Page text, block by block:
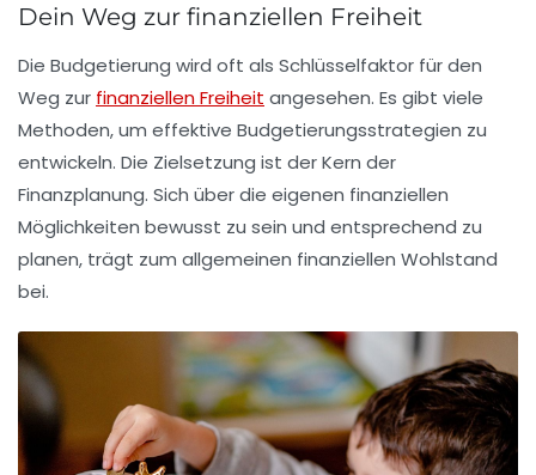
Dein Weg zur finanziellen Freiheit
Die Budgetierung wird oft als Schlüsselfaktor für den
Weg zur finanziellen Freiheit angesehen. Es gibt viele
Methoden, um effektive Budgetierungsstrategien zu
entwickeln. Die Zielsetzung ist der Kern der
Finanzplanung. Sich über die eigenen finanziellen
Möglichkeiten bewusst zu sein und entsprechend zu
planen, trägt zum allgemeinen finanziellen Wohlstand
bei.